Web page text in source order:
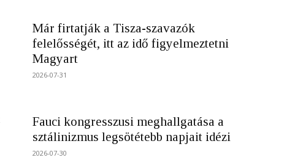
Már firtatják a Tisza-szavazók
felelősségét, itt az idő figyelmeztetni
Magyart
2026-07-31
Fauci kongresszusi meghallgatása a
sztálinizmus legsötétebb napjait idézi
2026-07-30